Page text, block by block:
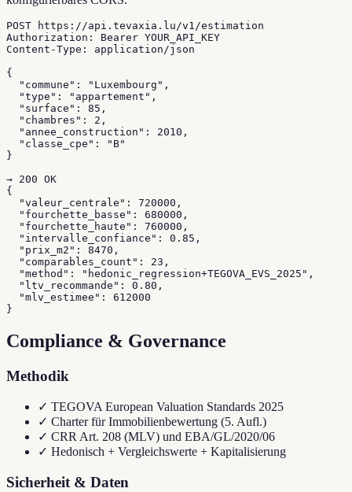
POST https://api.tevaxia.lu/v1/estimation
Authorization: Bearer YOUR_API_KEY
Content-Type: application/json
{
  "commune": "Luxembourg",
  "type": "appartement",
  "surface": 85,
  "chambres": 2,
  "annee_construction": 2010,
  "classe_cpe": "B"
}
→ 200 OK
{
  "valeur_centrale": 720000,
  "fourchette_basse": 680000,
  "fourchette_haute": 760000,
  "intervalle_confiance": 0.85,
  "prix_m2": 8470,
  "comparables_count": 23,
  "method": "hedonic_regression+TEGOVA_EVS_2025",
  "ltv_recommande": 0.80,
  "mlv_estimee": 612000
}
Compliance & Governance
Methodik
✓ TEGOVA European Valuation Standards 2025
✓ Charter für Immobilienbewertung (5. Aufl.)
✓ CRR Art. 208 (MLV) und EBA/GL/2020/06
✓ Hedonisch + Vergleichswerte + Kapitalisierung
Sicherheit & Daten